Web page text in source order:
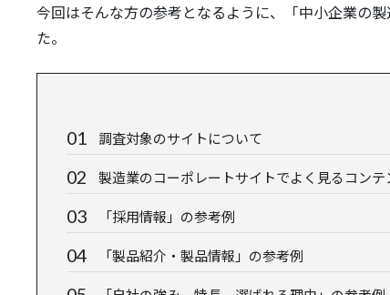
今回はそんな方の参考となるように、「中小企業の
た。
調査対象のサイトについて
製造業のコーポレートサイトでよく見るコン
「採用情報」の参考例
「製品紹介・製品情報」の参考例